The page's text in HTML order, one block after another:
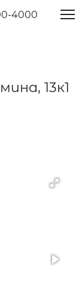
4000
13к1